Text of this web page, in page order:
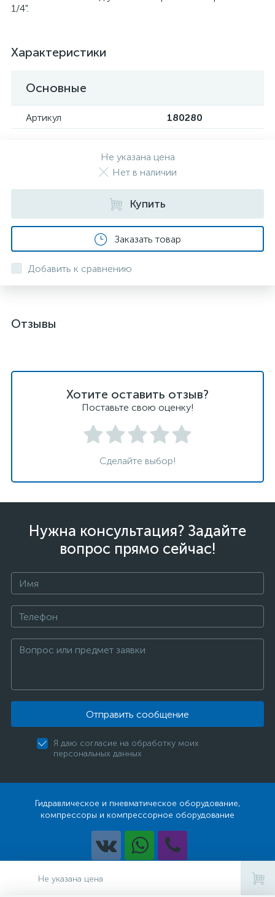
1/4".
Характеристики
Основные
Артикул 180280
Не указана цена
Не указана цена
Нет в наличии
Купить
Заказать товар
Добавить к сравнению
Отзывы
Хотите оставить отзыв?
Поставьте свою оценку!
Сделайте выбор!
Нужна консультация? Задайте
вопрос прямо сейчас!
Отправить сообщение
Я даю согласие на обработку моих
персональных данных
Гидравлическое и пневматическое оборудование,
компрессоры и компрессорное оборудование